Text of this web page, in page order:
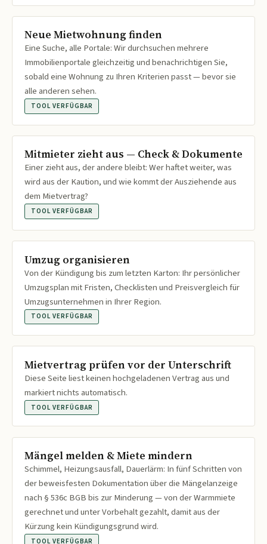
Neue Mietwohnung finden
Eine Suche, alle Portale: Wir durchsuchen mehrere
Immobilienportale gleichzeitig und benachrichtigen Sie,
sobald eine Wohnung zu Ihren Kriterien passt — bevor sie
alle anderen sehen.
TOOL VERFÜGBAR
Mitmieter zieht aus — Check & Dokumente
Einer zieht aus, der andere bleibt: Wer haftet weiter, was
wird aus der Kaution, und wie kommt der Ausziehende aus
dem Mietvertrag?
TOOL VERFÜGBAR
Umzug organisieren
Von der Kündigung bis zum letzten Karton: Ihr persönlicher
Umzugsplan mit Fristen, Checklisten und Preisvergleich für
Umzugsunternehmen in Ihrer Region.
TOOL VERFÜGBAR
Mietvertrag prüfen vor der Unterschrift
Diese Seite liest keinen hochgeladenen Vertrag aus und
markiert nichts automatisch.
TOOL VERFÜGBAR
Mängel melden & Miete mindern
Schimmel, Heizungsausfall, Dauerlärm: In fünf Schritten von
der beweisfesten Dokumentation über die Mängelanzeige
nach § 536c BGB bis zur Minderung — von der Warmmiete
gerechnet und unter Vorbehalt gezahlt, damit aus der
Kürzung kein Kündigungsgrund wird.
TOOL VERFÜGBAR